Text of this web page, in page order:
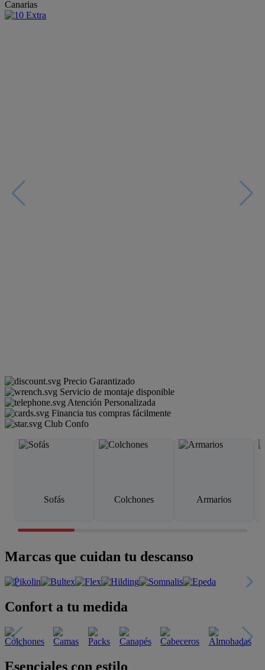
Canarias
Precio Garantizado
Servicio de montaje disponible
Atención Personalizada
Financia tus compras fácilmente
Club Confo
Sofás Colchones Armarios
Marcas que cuidan tu descanso
Confort a tu medida
Esenciales con estilo